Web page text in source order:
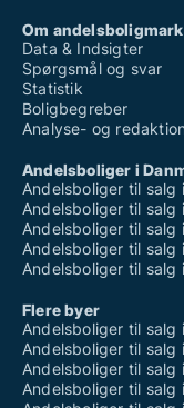
Om
Data & Indsigter
Spørgsmål og svar
Statistik
Boligbegreber
Analyse- og
Andelsboliger i
Andelsboliger til salg
Andelsboliger til salg
Andelsboliger til salg
Andelsboliger til salg
Andelsboliger til salg
Flere byer
Andelsboliger til salg
Andelsboliger til salg
Andelsboliger til salg
Andelsboliger til salg